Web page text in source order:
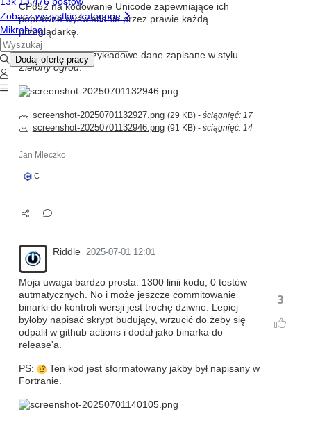
CP852 na kodowanie Unicode zapewniające ich
poprawne wyświetlanie przez prawie każdą
przeglądarkę.
Tak wyglądają przykładowe dane zapisane w stylu
Zielony ogród:
screenshot-20250701132927.png (29 KB) - ściągnięć: 17
screenshot-20250701132946.png (91 KB) - ściągnięć: 14
Jan Mleczko
C
Riddle 2025-07-01 12:01
3
Moja uwaga bardzo prosta. 1300 linii kodu, 0 testów
autmatycznych. No i może jeszcze commitowanie
binarki do kontroli wersji jest trochę dziwne. Lepiej
byłoby napisać skrypt budujący, wrzucić do żeby się
odpalił w github actions i dodał jako binarka do
release'a.
PS:
Ten kod jest sformatowany jakby był napisany w
Fortranie.